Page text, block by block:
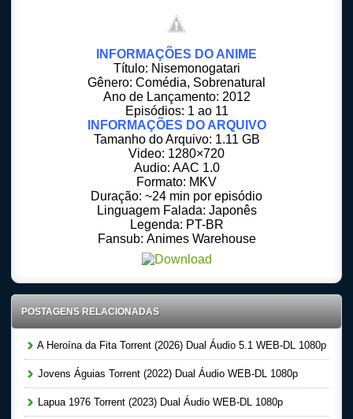
INFORMAÇÕES DO ANIME
Título: Nisemonogatari
Gênero: Comédia, Sobrenatural
Ano de Lançamento: 2012
Episódios: 1 ao 11
INFORMAÇÕES DO ARQUIVO
Tamanho do Arquivo: 1.11 GB
Video: 1280×720
Audio: AAC 1.0
Formato: MKV
Duração: ~24 min por episódio
Linguagem Falada: Japonês
Legenda: PT-BR
Fansub: Animes Warehouse
POSTAGENS RELACIONADAS
A Heroína da Fita Torrent (2026) Dual Áudio 5.1 WEB-DL 1080p
Jovens Águias Torrent (2022) Dual Áudio WEB-DL 1080p
Lapua 1976 Torrent (2023) Dual Áudio WEB-DL 1080p